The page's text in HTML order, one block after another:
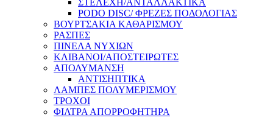
PODO DISC/ ΦΡΕΖΕΣ ΠΟΔΟΛΟΓΙΑΣ
ΒΟΥΡΤΣΑΚΙΑ ΚΑΘΑΡΙΣΜΟΥ
ΡΑΣΠΕΣ
ΠΙΝΕΛΑ ΝΥΧΙΩΝ
ΚΛΙΒΑΝΟΙ/ΑΠΟΣΤΕΙΡΩΤΕΣ
ΑΠΟΛΥΜΑΝΣΗ
ΑΝΤΙΣΗΠΤΙΚΑ
ΛΑΜΠΕΣ ΠΟΛΥΜΕΡΙΣΜΟΥ
ΤΡΟΧΟΙ
ΦΙΛΤΡΑ ΑΠΟΡΡΟΦΗΤΗΡΑ